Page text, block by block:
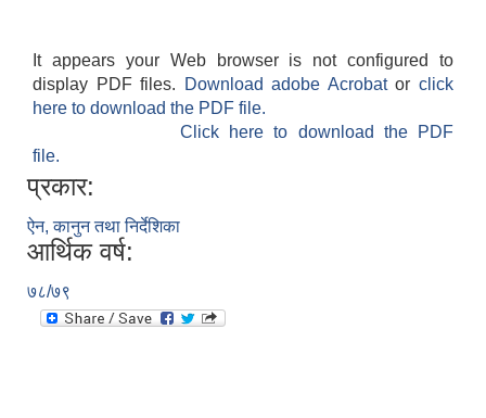
It appears your Web browser is not configured to
display PDF files.
Download adobe Acrobatorclick
here to download the PDF file.
Click here to download the PDF
file.
प्रकार:
ऐन, कानुन तथा निर्देशिका
आर्थिक वर्ष:
७८/७९